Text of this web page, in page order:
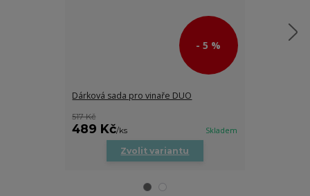
- 5 %
Dárková sada pro vinaře DUO
517 Kč
489 Kč/ks Skladem
Zvolit variantu